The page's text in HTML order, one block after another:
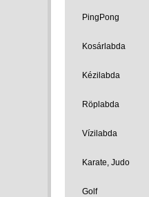
PingPong
Kosárlabda
Kézilabda
Röplabda
Vízilabda
Karate, Judo
Golf